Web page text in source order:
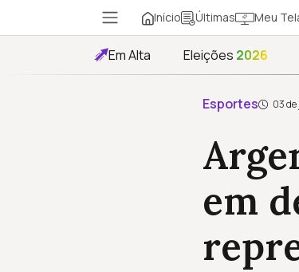
Início Últimas Meu
Em Alta Eleições 2026
Esportes 03
em